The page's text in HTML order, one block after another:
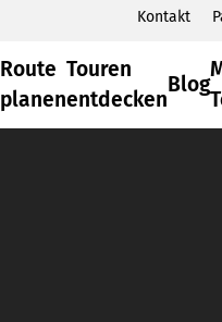
Kontakt
Route
planen
Touren
entdecken
Blog